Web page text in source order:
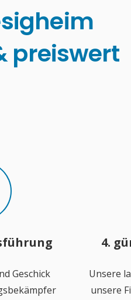
preiswert
Geschick
4.
Unsere
unsere